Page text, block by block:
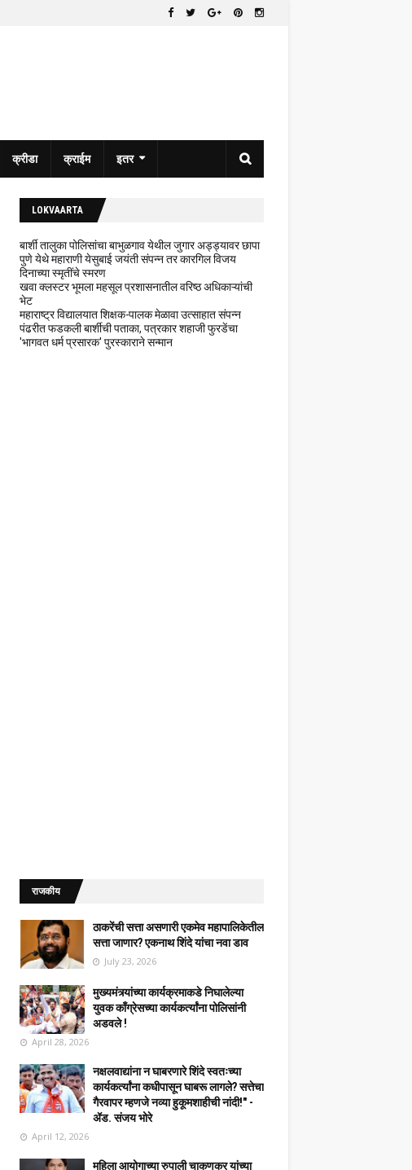
क्रीडा क्राईम इतर
LOKVAARTA
बार्शी तालुका पोलिसांचा बाभुळगाव येथील जुगार अड्ड्यावर छापा
पुणे येथे महाराणी येसुबाई जयंती संपन्न तर कारगिल विजय
दिनाच्या स्मृतींचे स्मरण
खवा क्लस्टर भूमला महसूल प्रशासनातील वरिष्ठ अधिकाऱ्यांची
भेट
महाराष्ट्र विद्यालयात शिक्षक-पालक मेळावा उत्साहात संपन्न
पंढरीत फडकली बार्शीची पताका, पत्रकार शहाजी फुरडेंचा
'भागवत धर्म प्रसारक' पुरस्काराने सन्मान
राजकीय
ठाकरेंची सत्ता असणारी एकमेव महापालिकेतील
सत्ता जाणार? एकनाथ शिंदे यांचा नवा डाव
July 23, 2026
मुख्यमंत्र्यांच्या कार्यक्रमाकडे निघालेल्या
युवक काँग्रेसच्या कार्यकर्त्यांना पोलिसांनी
अडवले !
April 28, 2026
नक्षलवाद्यांना न घाबरणारे शिंदे स्वतःच्या
कार्यकर्त्यांना कधीपासून घाबरू लागले? सत्तेचा
गैरवापर म्हणजे नव्या हुकूमशाहीची नांदी!" -
ॲड. संजय भोरे
April 12, 2026
महिला आयोगाच्या रुपाली चाकणकर यांच्या